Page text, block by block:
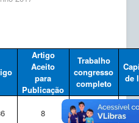
Artigo
Aceito
para
Publicação
Trabalho
congresso
completo
de
8 56